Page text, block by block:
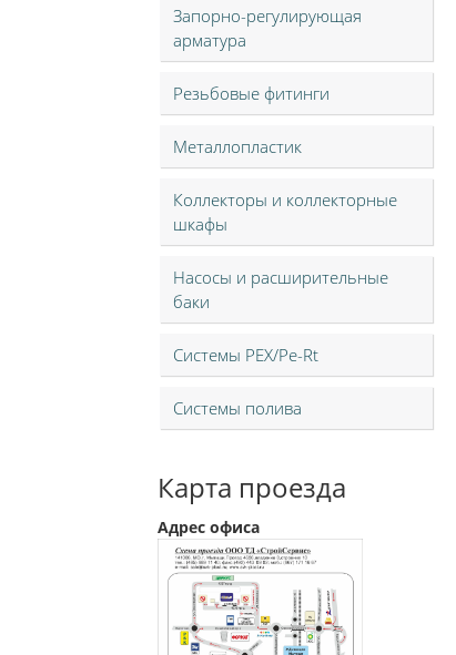
Запорно-регулирующая
арматура
Резьбовые фитинги
Металлопластик
Коллекторы и коллекторные
шкафы
Насосы и расширительные
баки
Системы PEX/Pe-Rt
Системы полива
Карта проезда
Адрес офиса